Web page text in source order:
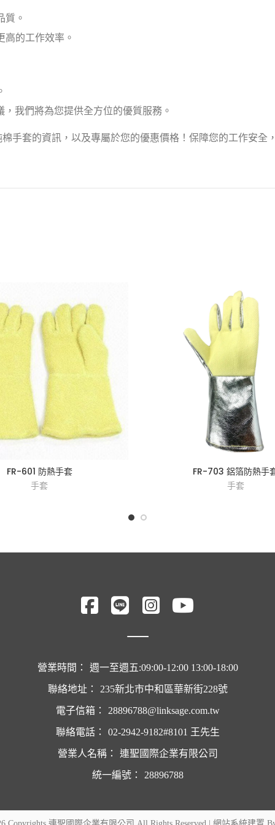
。
的工作效率。
我們將為您提供全方位的優質服務。
手套的資訊，以及專屬於您的優惠價格！保障您的工作安全
FR-601 防熱手套
手套
FR-703 鋁箔防熱手
手套
營業時間： 週一至週五:09:00-12:00 13:00-18:00
聯絡地址： 235新北市中和區華新街228號
電子信箱： 28896788@linksage.com.tw
聯絡電話： 02-2942-9182#8101 王先生
營業人名稱： 連聖國際企業有限公司
統一編號： 28896788